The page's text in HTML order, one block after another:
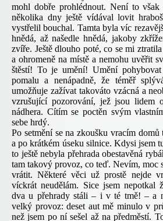
mohl dobře prohlédnout. Není to
několika dny ještě vídával lovit
vystřelil bouchal. Tamta byla víc
hnědá, až našedle hnědá, jakoby
zvíře. Ještě dlouho poté, co se mi
a ohromeně na místě a nemohu uvěřit
štěstí! To je umění! Umění
pomalu a nenápadně, že téměř
umožňuje zažívat takováto vzácná a
vzrušující pozorování, jež jsou lidem
nádhera. Cítím se poctěn svým
sebe hrdý.
Po setmění se na zkoušku vracím domů
a po krátkém úseku silnice. Kdysi jsem
to ještě nebyla přehrada obestavěná
tam takový provoz, co teď. Nevím, moc
vrátit. Některé věci už prostě nejde
víckrát neudělám. Sice jsem nepotkal
dva u přehrady stáli – i v té tmě! – a
velký provoz: deset aut mě minulo v
než jsem po ní sešel až na předměstí.